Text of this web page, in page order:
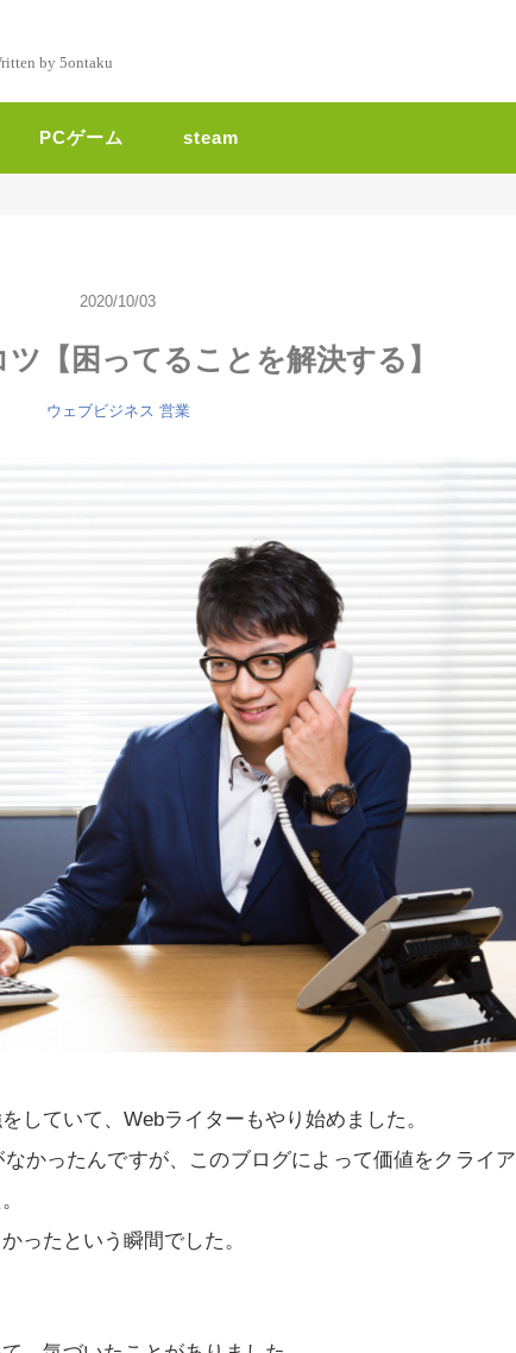
by 5ontaku
PCゲーム steam
2020/10/03
【困ってることを解決する】
ウェブビジネス 営業
していて、Webライターもやり始めました。
かったんですが、このブログによって価値をクライア
ったという瞬間でした。